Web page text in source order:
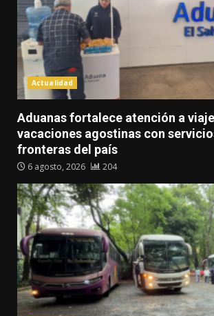
Actualidad
Aduanas fortalece atención a
vacaciones agostinas con
fronteras del país
6 agosto, 2026 204